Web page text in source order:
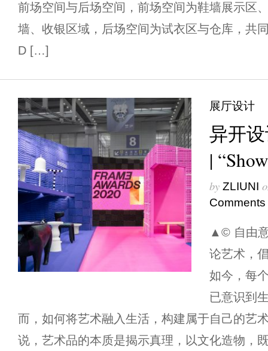
前场空间与后场空间，前场空间为鞋墙展示区
墙、收银区域，后场空间为试衣区与仓库，共
D […]
展厅设计
异开
|
by ZLIUNI
Comments
▲© 自由
论艺术，
如今，每
已意识到
而，如何将艺术融入生活，构建属于自己的艺
说，艺术品的本质是揭示真理，以文化造物，